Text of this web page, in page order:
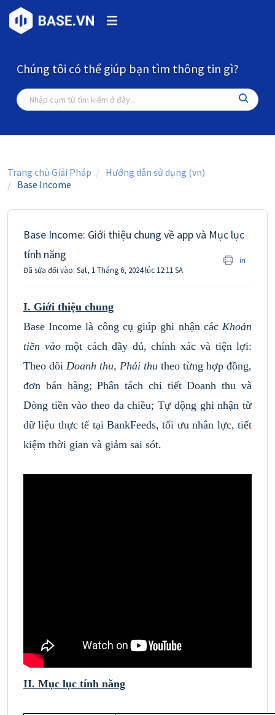
Chúng tôi có thể giúp bạn tìm thông tin gì?
Trang chủ Giải Pháp
Hướng dẫn sử dụng (vn)
Base Income
Base Income: Giới thiệu chung về app và Mục lục
tính năng
in
Đã sửa đổi vào: Sat, 1 Tháng 6, 2024 lúc 12:11 SA
I. Giới thiệu chung
Base Income là công cụ giúp ghi nhận các Khoản
tiền vàomột cách đầy đủ, chính xác và tiện lợi:
Theo dõi Doanh thu, Phải thu theo từng hợp đồng,
đơn bán hàng; Phân tách chi tiết Doanh thu và
Dòng tiền vào theo đa chiều; Tự động ghi nhận từ
dữ liệu thực tế tại BankFeeds, tối ưu nhân lực, tiết
kiệm thời gian và giảm sai sót.
II. Mục lục tính năng